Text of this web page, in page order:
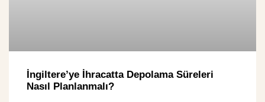
İngiltere’ye İhracatta Depolama Süreleri
Nasıl Planlanmalı?